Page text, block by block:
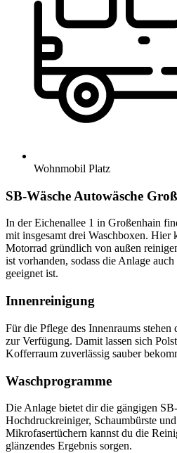
Wohnmobil Platz
SB-Wäsche Autowäsche
In der Eichenallee 1 in Großenhain
mit insgesamt drei Waschboxen. Hier
Motorrad gründlich von außen
ist vorhanden, sodass die Anlage
geeignet ist.
Innenreinigung
Für die Pflege des Innenraums stehen
zur Verfügung. Damit lassen sich
Kofferraum zuverlässig sauber
Waschprogramme
Die Anlage bietet dir die gängigen
Hochdruckreiniger, Schaumbürste
Mikrofasertüchern kannst du die
glänzendes Ergebnis sorgen.